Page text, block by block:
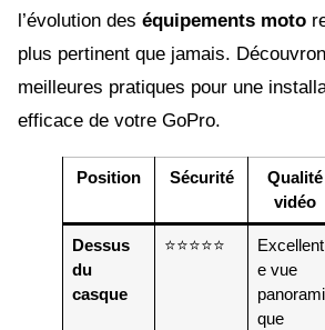
l’évolution des équipements moto
plus pertinent que jamais.
meilleures pratiques pour une
efficace de votre GoPro.
Position Sécurité
Qualité
vidéo
Dessus
du
casque
⭐⭐⭐⭐⭐
Excellent
e vue
panorami
que